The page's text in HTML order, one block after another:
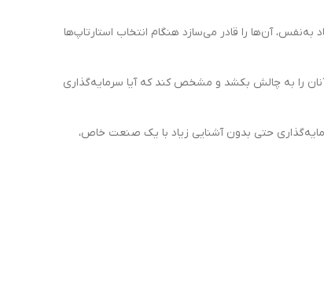
آن‌ها را قادر می‌سازد هنگام انتخاب استارتاپ‌ها
آنان را به چالش بکشد و مشخص کند که آیا سرمایه‌گذاری
حتی بدون آشنایی زیاد با یک صنعت خاص،